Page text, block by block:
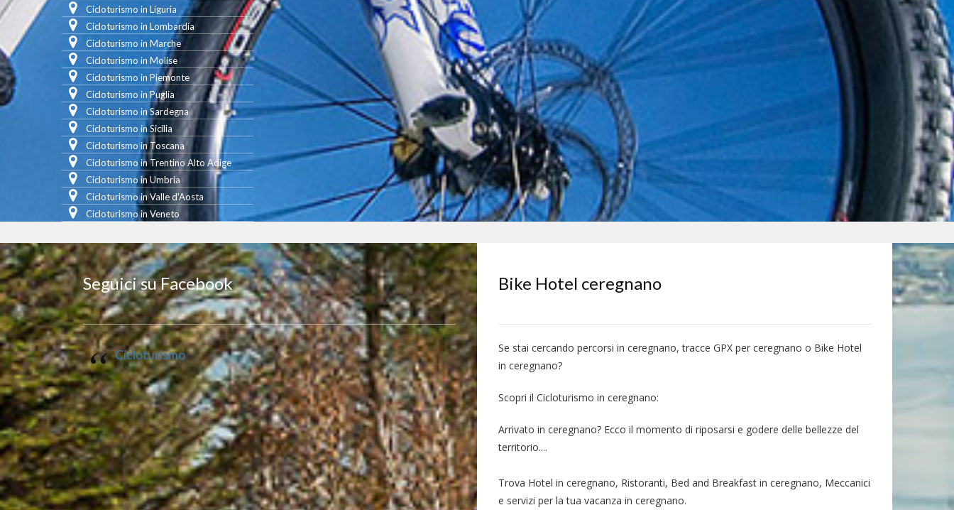
Cicloturismo in Liguria
Cicloturismo in Lombardia
Cicloturismo in Marche
Cicloturismo in Molise
Cicloturismo in Piemonte
Cicloturismo in Puglia
Cicloturismo in Sardegna
Cicloturismo in Sicilia
Cicloturismo in Toscana
Cicloturismo in Trentino Alto Adige
Cicloturismo in Umbria
Cicloturismo in Valle d'Aosta
Cicloturismo in Veneto
Seguici su Facebook
Cicloturismo
Bike Hotel ceregnano
Se stai cercando percorsi in ceregnano, tracce GPX per ceregnano o Bike Hotel
in ceregnano?
Scopri il Cicloturismo in ceregnano:
Arrivato in ceregnano? Ecco il momento di riposarsi e godere delle bellezze del
territorio....
Trova Hotel in ceregnano, Ristoranti, Bed and Breakfast in ceregnano, Meccanici
e servizi per la tua vacanza in ceregnano.